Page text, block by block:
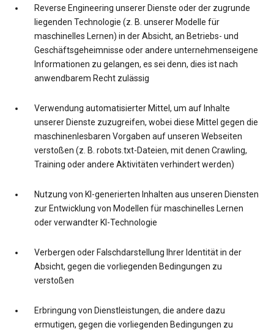
Reverse Engineering unserer Dienste oder der zugrunde
liegenden Technologie (z. B. unserer Modelle für
maschinelles Lernen) in der Absicht, an Betriebs- und
Geschäftsgeheimnisse oder andere unternehmenseigene
Informationen zu gelangen, es sei denn, dies ist nach
anwendbarem Recht zulässig
Verwendung automatisierter Mittel, um auf Inhalte
unserer Dienste zuzugreifen, wobei diese Mittel gegen die
maschinenlesbaren Vorgaben auf unseren Webseiten
verstoßen (z. B. robots.txt-Dateien, mit denen Crawling,
Training oder andere Aktivitäten verhindert werden)
Nutzung von KI-generierten Inhalten aus unseren Diensten
zur Entwicklung von Modellen für maschinelles Lernen
oder verwandter KI-Technologie
Verbergen oder Falschdarstellung Ihrer Identität in der
Absicht, gegen die vorliegenden Bedingungen zu
verstoßen
Erbringung von Dienstleistungen, die andere dazu
ermutigen, gegen die vorliegenden Bedingungen zu